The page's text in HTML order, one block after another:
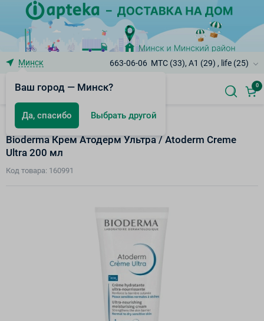
Минск
Ваш город — Минск?
Да, спасибо Выбрать другой
663-06-06 МТС (33), A1 (29) , life (25)
0
Atoderm - Атопия
Bioderma Крем Атодерм Ультра / Atoderm Creme
Ultra 200 мл
Код товара: 160991